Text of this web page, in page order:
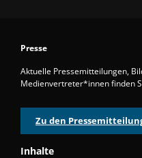
Presse
Aktuelle Pressemitteilungen,
Medienvertreter*innen finden
Zu den
Inhalte